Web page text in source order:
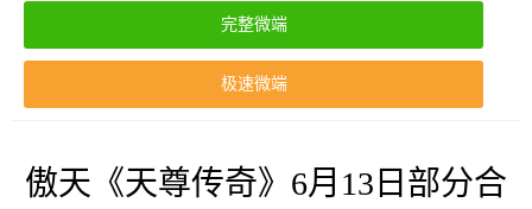
完整微端
极速微端
傲天《天尊传奇》6月13日部分合